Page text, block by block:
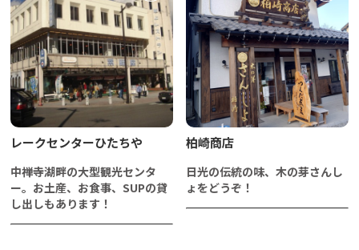
レークセンターひたちや
中禅寺湖畔の大型観光センタ
ー。お土産、お食事、SUPの貸
し出しもあります！
柏崎商店
日光の伝統の味、木の芽さんし
ょをどうぞ！